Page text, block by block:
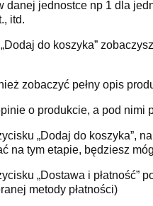
danej jednostce np 1 dla
itd.
do koszyka”
zobaczyć pełny opis
o produkcie, a pod nimi
„Dodaj do koszyka”,
na tym etapie, będziesz
„Dostawa i płatność”
metody płatności)